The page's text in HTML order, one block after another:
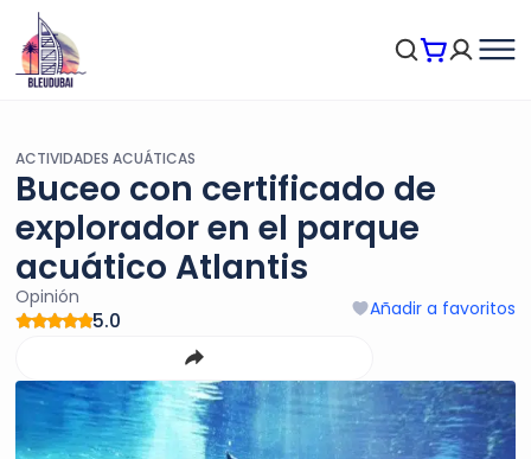
ACTIVIDADES ACUÁTICAS
Buceo con certificado de
explorador en el parque
acuático Atlantis
Opinión
5.0 Añadir a favoritos